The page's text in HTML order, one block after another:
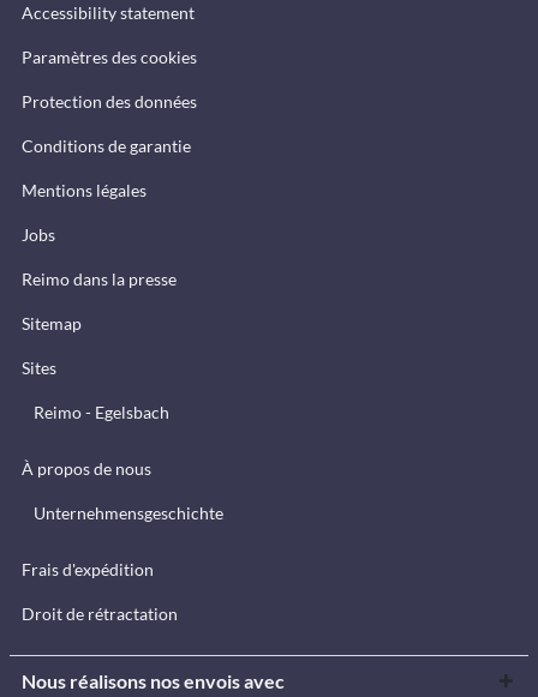
Accessibility statement
Paramètres des cookies
Protection des données
Conditions de garantie
Mentions légales
Jobs
Reimo dans la presse
Sitemap
Sites
Reimo - Egelsbach
À propos de nous
Unternehmensgeschichte
Frais d'expédition
Droit de rétractation
Nous réalisons nos envois avec